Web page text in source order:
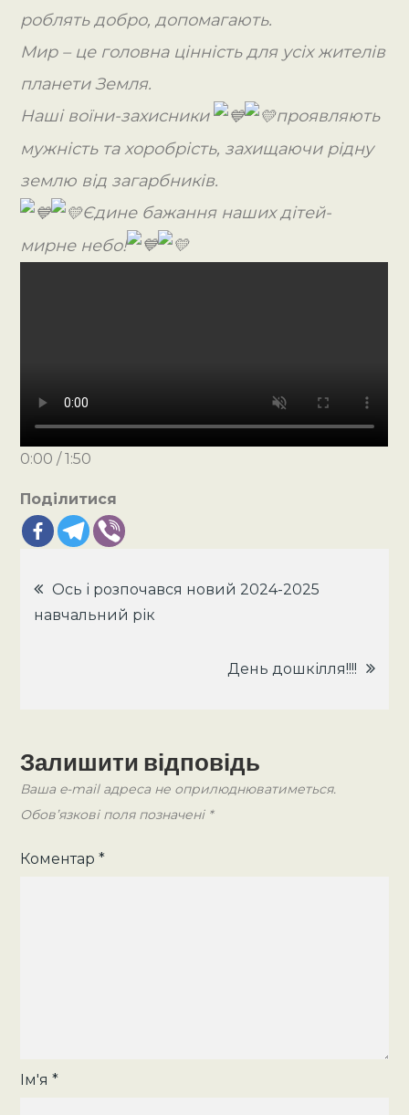
роблять добро, допомагають.
Мир – це головна цінність для усіх жителів
планети Земля.
Наші воїни-захисники
проявляють
мужність та хоробрість, захищаючи рідну
землю від загарбників.
Єдине бажання наших дітей-
мирне небо!
0:00 / 1:50
Поділитися
Навігація
записів
Ось і розпочався новий 2024-2025
навчальний рік
День дошкілля!!!!
Залишити відповідь
Ваша e-mail адреса не оприлюднюватиметься.
Обов’язкові поля позначені *
Коментар*
Ім'я*